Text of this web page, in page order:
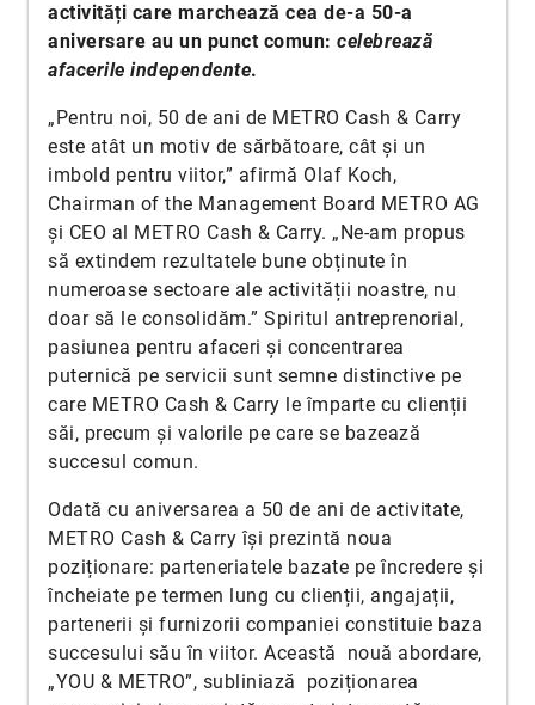
activități care marchează cea de-a 50-a
aniversare au un punct comun: celebrează
afacerile independente.
„Pentru noi, 50 de ani de METRO Cash & Carry
este atât un motiv de sărbătoare, cât și un
imbold pentru viitor,” afirmă Olaf Koch,
Chairman of the Management Board METRO AG
și CEO al METRO Cash & Carry. „Ne-am propus
să extindem rezultatele bune obținute în
numeroase sectoare ale activității noastre, nu
doar să le consolidăm.” Spiritul antreprenorial,
pasiunea pentru afaceri și concentrarea
puternică pe servicii sunt semne distinctive pe
care METRO Cash & Carry le împarte cu clienții
săi, precum și valorile pe care se bazează
succesul comun.
Odată cu aniversarea a 50 de ani de activitate,
METRO Cash & Carry își prezintă noua
poziționare: parteneriatele bazate pe încredere și
încheiate pe termen lung cu clienții, angajații,
partenerii și furnizorii companiei constituie baza
succesului său în viitor. Această nouă abordare,
„YOU & METRO”, subliniază poziționarea